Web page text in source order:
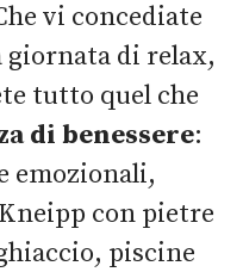
vi concediate
giornata di relax,
tutto quel che
di benessere:
emozionali,
con pietre
piscine